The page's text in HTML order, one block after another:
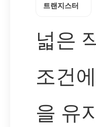
트랜지스터
넓은
조건
을 유